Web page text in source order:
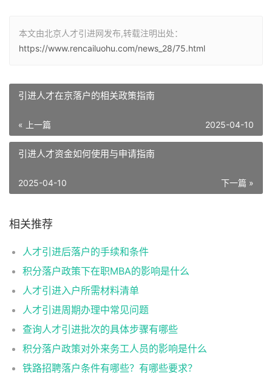
本文由北京人才引进网发布,转载注明出处：
https://www.rencailuohu.com/news_28/75.html
引进人才在京落户的相关政策指南
« 上一篇 2025-04-10
引进人才资金如何使用与申请指南
下一篇 »
2025-04-10
相关推荐
人才引进后落户的手续和条件
积分落户政策下在职MBA的影响是什么
人才引进入户所需材料清单
人才引进周期办理中常见问题
查询人才引进批次的具体步骤有哪些
积分落户政策对外来务工人员的影响是什么
铁路招聘落户条件有哪些？有哪些要求？